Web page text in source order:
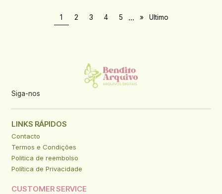
1 2 3 4 5 ... » Ultimo
Siga-nos
LINKS RÁPIDOS
Contacto
Termos e Condições
Politica de reembolso
Política de Privacidade
CUSTOMER SERVICE